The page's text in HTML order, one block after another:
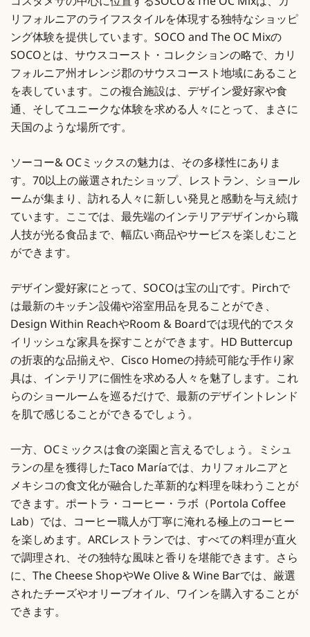
リフォルニアのライフスタイルを体現する独特なショッピ
ング体験を提供しています。SOCO and The OC Mixの
SOCOとは、サウスコースト・コレクションの略で、カリ
フォルニア州オレンジ郡のサウスコースト地域にあること
を表しています。この複合施設は、デザイン愛好家や食
通、そしてユニークな体験を求める人々にとって、まさに
天国のような場所です。
ソーコー& OCミックスの魅力は、その多様性にありま
す。70以上の厳選されたショップ、レストラン、ショール
ームが集まり、訪れる人々に新しい発見と感動を与え続け
ています。ここでは、最先端のインテリアデザインから職
人技が光る食品まで、幅広い商品やサービスを楽しむこと
ができます。
デザイン愛好家にとって、SOCOは宝の山です。Pirchで
は最新のキッチン設備や浴室用品を見ることができ、
Design Within ReachやRoom & Boardでは現代的でスタ
イリッシュな家具を探すことができます。HD Buttercup
の折衷的な品揃えや、Cisco Homeの持続可能な手作り家
具は、インテリアに個性を求める人々を魅了します。これ
らのショールームを巡るだけで、最新のデザイントレンド
を肌で感じることができるでしょう。
一方、OCミックスは食の楽園と言えるでしょう。ミシュ
ランの星を獲得したTaco Maríaでは、カリフォルニアと
メキシコの食文化が融合した革新的な料理を味わうことが
できます。ポートラ・コーヒー・ラボ（Portola Coffee
Lab）では、コーヒー職人が丁寧に淹れる極上のコーヒー
を楽しめます。ARCレストランでは、すべての料理が直火
で調理され、その独特な風味と香りを堪能できます。さら
に、The Cheese ShopやWe Olive & Wine Barでは、厳選
されたチーズやオリーブオイル、ワインを購入することが
できます。